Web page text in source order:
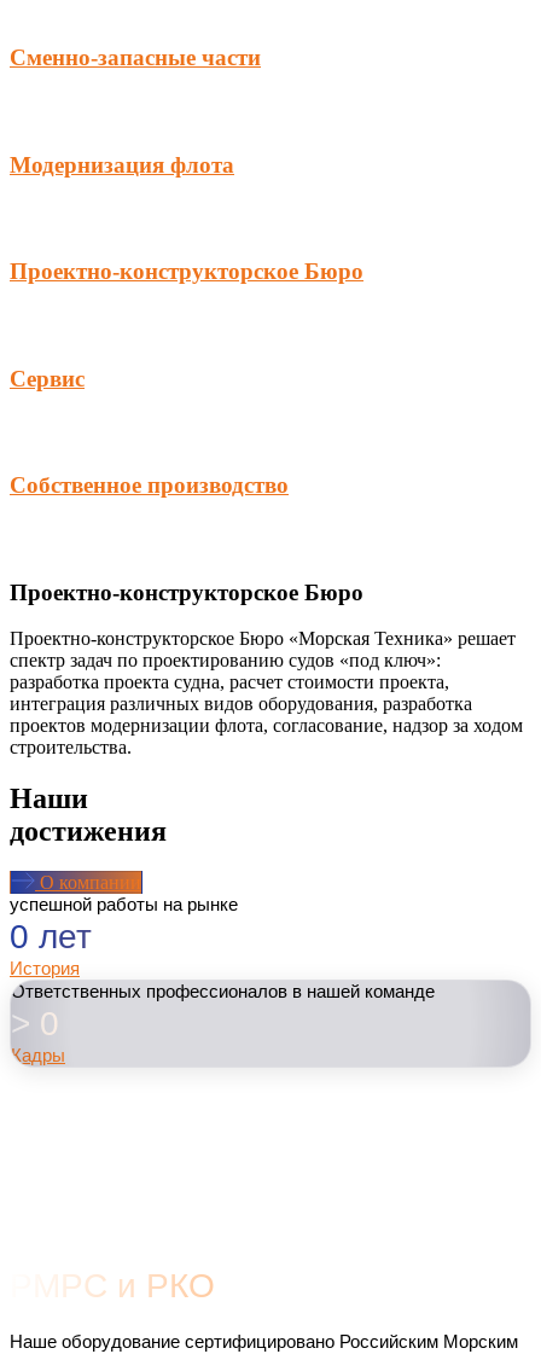
Сменно-запасные части
Модернизация флота
Проектно-конструкторское Бюро
Сервис
Собственное производство
Проектно-конструкторское Бюро
Проектно-конструкторское Бюро «Морская Техника» решает
спектр задач по проектированию судов «под ключ»:
разработка проекта судна, расчет стоимости проекта,
интеграция различных видов оборудования, разработка
проектов модернизации флота, согласование, надзор за ходом
строительства.
Наши
достижения
О компании
успешной работы на рынке
0 лет
История
Ответственных профессионалов в нашей команде
> 0
Кадры
РМРС и РКО
Наше оборудование сертифицировано Российским Морским